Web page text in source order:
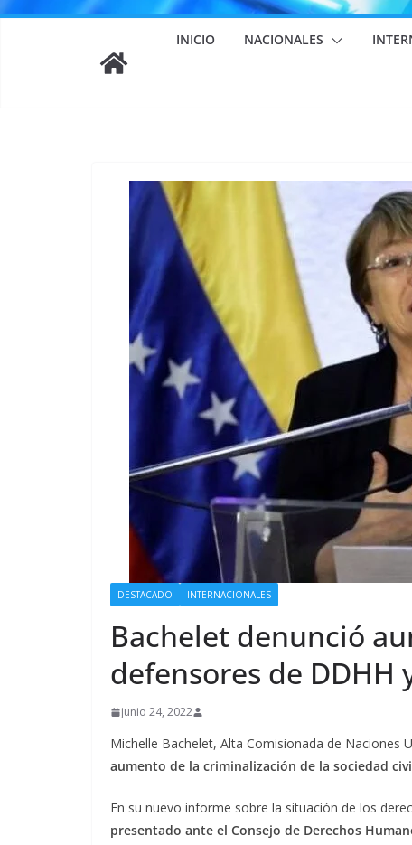
INICIO NACIONALES
DESTACADO INTERNACIONALES
Bachelet denunció
defensores de DDHH
junio 24, 2022
Michelle Bachelet, Alta Comisionada de Naciones
aumento de la criminalización de la sociedad
En su nuevo informe sobre la situación de los
presentado ante el Consejo de Derechos